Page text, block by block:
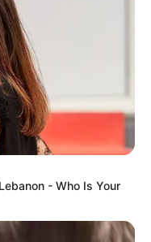
- Who Is Your